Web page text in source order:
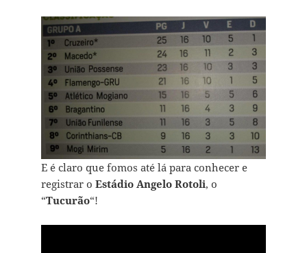
E é claro que fomos até lá para conhecer e
registrar o Estádio Angelo Rotoli, o
“Tucurão“!